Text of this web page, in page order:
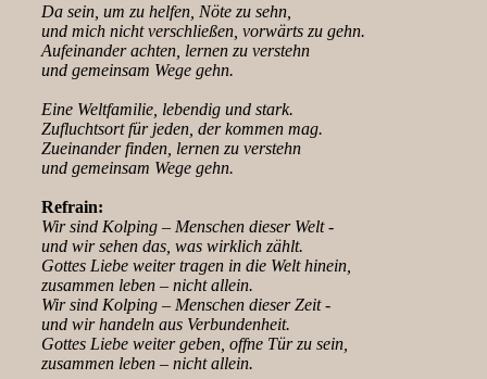
Da sein, um zu helfen, Nöte zu sehn,
und mich nicht verschließen, vorwärts zu gehn.
Aufeinander achten, lernen zu verstehn
und gemeinsam Wege gehn.
Eine Weltfamilie, lebendig und stark.
Zufluchtsort für jeden, der kommen mag.
Zueinander finden, lernen zu verstehn
und gemeinsam Wege gehn.
Refrain:
Wir sind Kolping – Menschen dieser Welt -
und wir sehen das, was wirklich zählt.
Gottes Liebe weiter tragen in die Welt hinein,
zusammen leben – nicht allein.
Wir sind Kolping – Menschen dieser Zeit -
und wir handeln aus Verbundenheit.
Gottes Liebe weiter geben, offne Tür zu sein,
zusammen leben – nicht allein.